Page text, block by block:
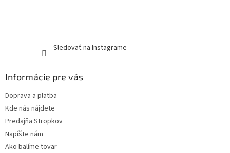
Sledovať na Instagrame
Informácie pre vás
Doprava a platba
Kde nás nájdete
Predajňa Stropkov
Napíšte nám
Ako balíme tovar